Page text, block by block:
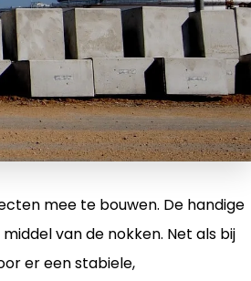
mee te bouwen. De handige
van de nokken. Net als bij
er een stabiele,